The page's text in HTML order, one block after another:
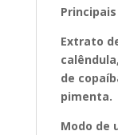
Extrato
de
pimenta.
Modo de